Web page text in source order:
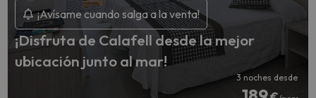
¡Avísame cuando salga a la venta!
¡Disfruta de Calafell desde la mejor
ubicación junto al mar!
3 noches desde